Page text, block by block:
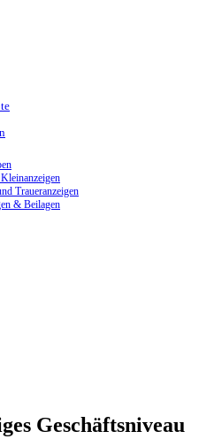
Traueranzeigen
& Beilagen
Geschäftsniveau